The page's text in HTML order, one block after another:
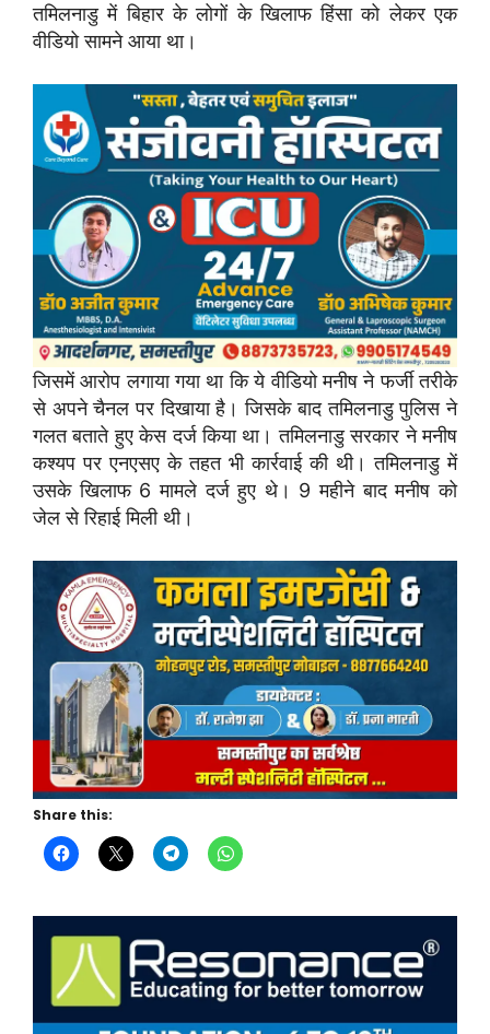
तमिलनाडु में बिहार के लोगों के खिलाफ हिंसा को लेकर एक
वीडियो सामने आया था।
जिसमें आरोप लगाया गया था कि ये वीडियो मनीष ने फर्जी तरीके
से अपने चैनल पर दिखाया है। जिसके बाद तमिलनाडु पुलिस ने
गलत बताते हुए केस दर्ज किया था। तमिलनाडु सरकार ने मनीष
कश्यप पर एनएसए के तहत भी कार्रवाई की थी। तमिलनाडु में
उसके खिलाफ 6 मामले दर्ज हुए थे। 9 महीने बाद मनीष को
जेल से रिहाई मिली थी।
Share this: